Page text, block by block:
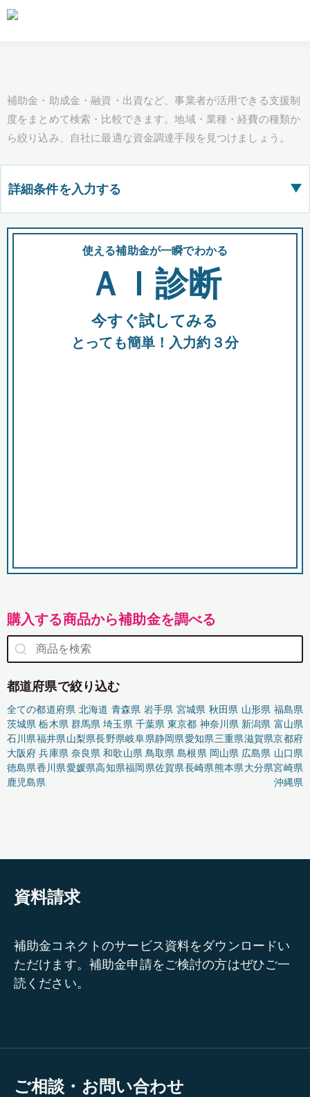
補助金・助成金・融資・出資など、事業者が活用できる支援制
度をまとめて検索・比較できます。地域・業種・経費の種類か
ら絞り込み、自社に最適な資金調達手段を見つけましょう。
詳細条件を入力する ▶
都道府県
全国の検索結果を含めて表示
助成金 融資 出資
使える補助金が一瞬でわかる
ＡＩ診断
今すぐ試してみる
とっても簡単！入力約３分
購入する商品から補助金を調べる
都道府県で絞り込む
全ての都道府県 北海道 青森県 岩手県 宮城県 秋田県 山形県 福島県
茨城県 栃木県 群馬県 埼玉県 千葉県 東京都 神奈川県 新潟県 富山県
石川県福井県山梨県長野県岐阜県静岡県愛知県三重県滋賀県京都府
大阪府 兵庫県 奈良県 和歌山県 鳥取県 島根県 岡山県 広島県 山口県
徳島県香川県愛媛県高知県福岡県佐賀県長崎県熊本県大分県宮崎県
鹿児島県
沖縄県
資料請求
補助金コネクトのサービス資料をダウンロードい
ただけます。補助金申請をご検討の方はぜひご一
読ください。
ご相談・お問い合わせ